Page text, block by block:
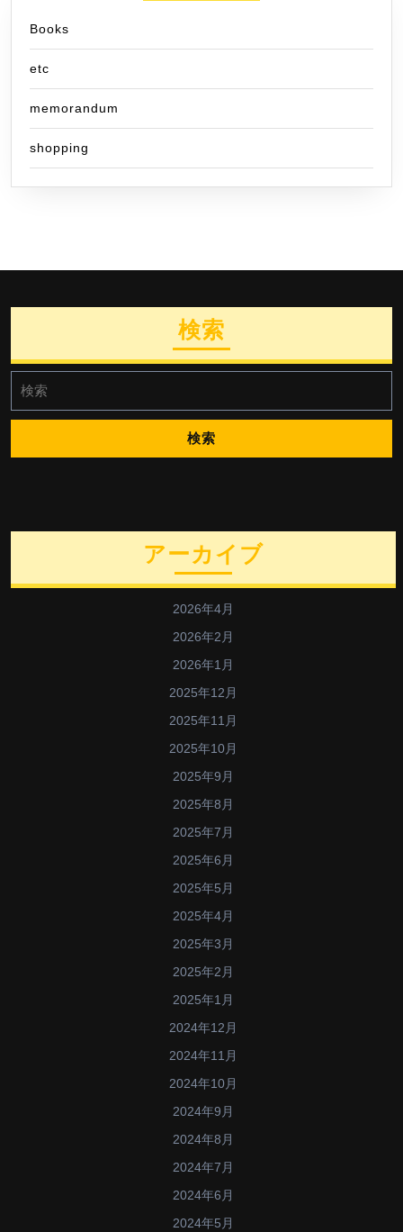
Books
etc
memorandum
shopping
検索
索:
アーカイブ
2026年4月
2026年2月
2026年1月
2025年12月
2025年11月
2025年10月
2025年9月
2025年8月
2025年7月
2025年6月
2025年5月
2025年4月
2025年3月
2025年2月
2025年1月
2024年12月
2024年11月
2024年10月
2024年9月
2024年8月
2024年7月
2024年6月
2024年5月